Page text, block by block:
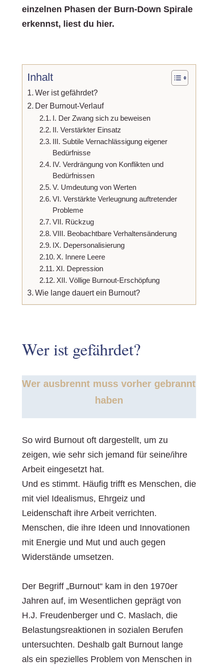
einzelnen Phasen der Burn-Down Spirale
erkennst, liest du hier.
Inhalt
Wer ist gefährdet?
Der Burnout-Verlauf
I. Der Zwang sich zu beweisen
II. Verstärkter Einsatz
III. Subtile Vernachlässigung eigener
Bedürfnisse
IV. Verdrängung von Konflikten und
Bedürfnissen
V. Umdeutung von Werten
VI. Verstärkte Verleugnung auftretender
Probleme
VII. Rückzug
VIII. Beobachtbare Verhaltensänderung
IX. Depersonalisierung
X. Innere Leere
XI. Depression
XII. Völlige Burnout-Erschöpfung
Wie lange dauert ein Burnout?
Wer ist gefährdet?
Wer ausbrennt muss vorher gebrannt
haben
So wird Burnout oft dargestellt, um zu
zeigen, wie sehr sich jemand für seine/ihre
Arbeit eingesetzt hat.
Und es stimmt. Häufig trifft es Menschen, die
mit viel Idealismus, Ehrgeiz und
Leidenschaft ihre Arbeit verrichten.
Menschen, die ihre Ideen und Innovationen
mit Energie und Mut und auch gegen
Widerstände umsetzen.
Der Begriff „Burnout“ kam in den 1970er
Jahren auf, im Wesentlichen geprägt von
H.J. Freudenberger und C. Maslach, die
Belastungsreaktionen in sozialen Berufen
untersuchten. Deshalb galt Burnout lange
als ein spezielles Problem von Menschen in